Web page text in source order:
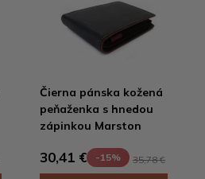
Čierna pánska kožená
peňaženka s hnedou
zápinkou Marston
30,41 € -15% 35,78 €